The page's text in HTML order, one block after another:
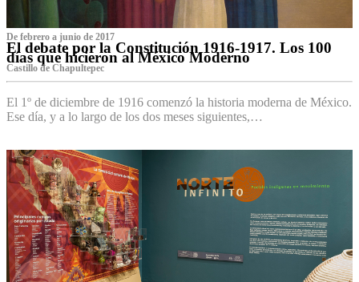
De febrero a junio de 2017
El debate por la Constitución 1916-1917. Los 100
días que hicieron al México Moderno
Castillo de Chapultepec
El 1º de diciembre de 1916 comenzó la historia moderna de México.
Ese día, y a lo largo de los dos meses siguientes,…